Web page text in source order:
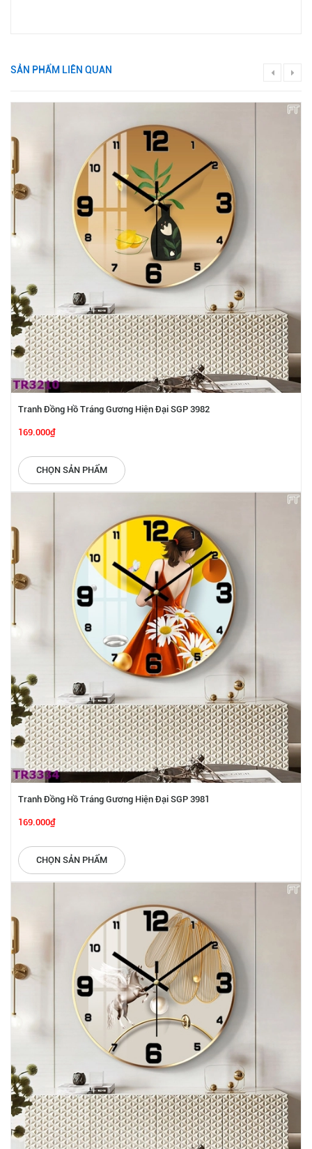
SẢN PHẨM LIÊN QUAN
Tranh Đồng Hồ Tráng Gương Hiện Đại SGP 3982
169.000₫
CHỌN SẢN PHẨM
Tranh Đồng Hồ Tráng Gương Hiện Đại SGP 3981
169.000₫
CHỌN SẢN PHẨM